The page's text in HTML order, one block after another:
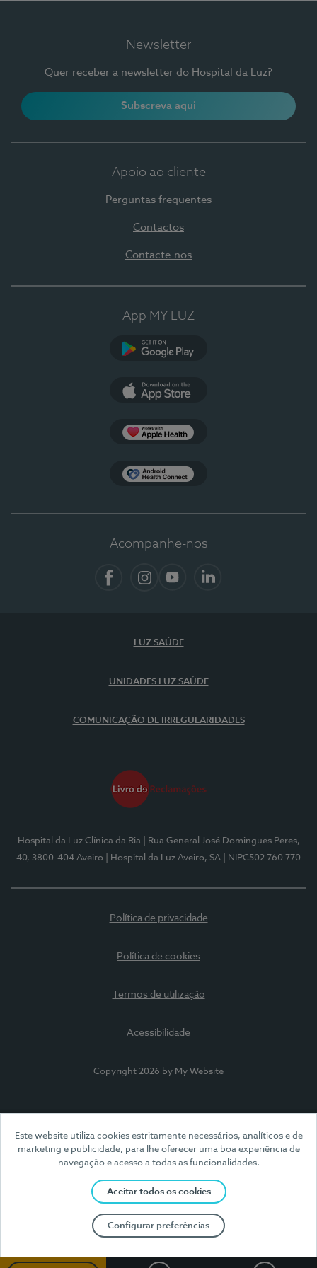
Este website utiliza cookies estritamente necessários, analíticos e de
marketing e publicidade, para lhe oferecer uma boa experiência de
navegação e acesso a todas as funcionalidades.
Aceitar todos os cookies
Configurar preferências
Newsletter
Quer receber a newsletter do Hospital da Luz?
Subscreva aqui
Apoio ao cliente
Perguntas frequentes
Contactos
Contacte-nos
App MY LUZ
Acompanhe-nos
LUZ SAÚDE
UNIDADES LUZ SAÚDE
COMUNICAÇÃO DE IRREGULARIDADES
Hospital da Luz Clínica da Ria
| Rua General José Domingues Peres,
40, 3800-404 Aveiro
| Hospital da Luz Aveiro, SA | NIPC502 760 770
Política de privacidade
Política de cookies
Termos de utilização
Acessibilidade
Copyright 2026 by My Website